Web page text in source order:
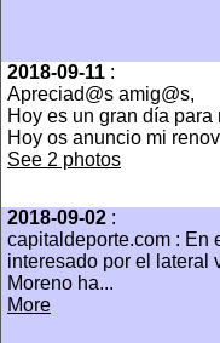
2018-09-11 :
Apreciad@s amig@s,
Hoy es un gran día
Hoy os anuncio mi
See 2 photos
2018-09-02 :
capitaldeporte.com : En
interesado por el lateral
Moreno ha...
More